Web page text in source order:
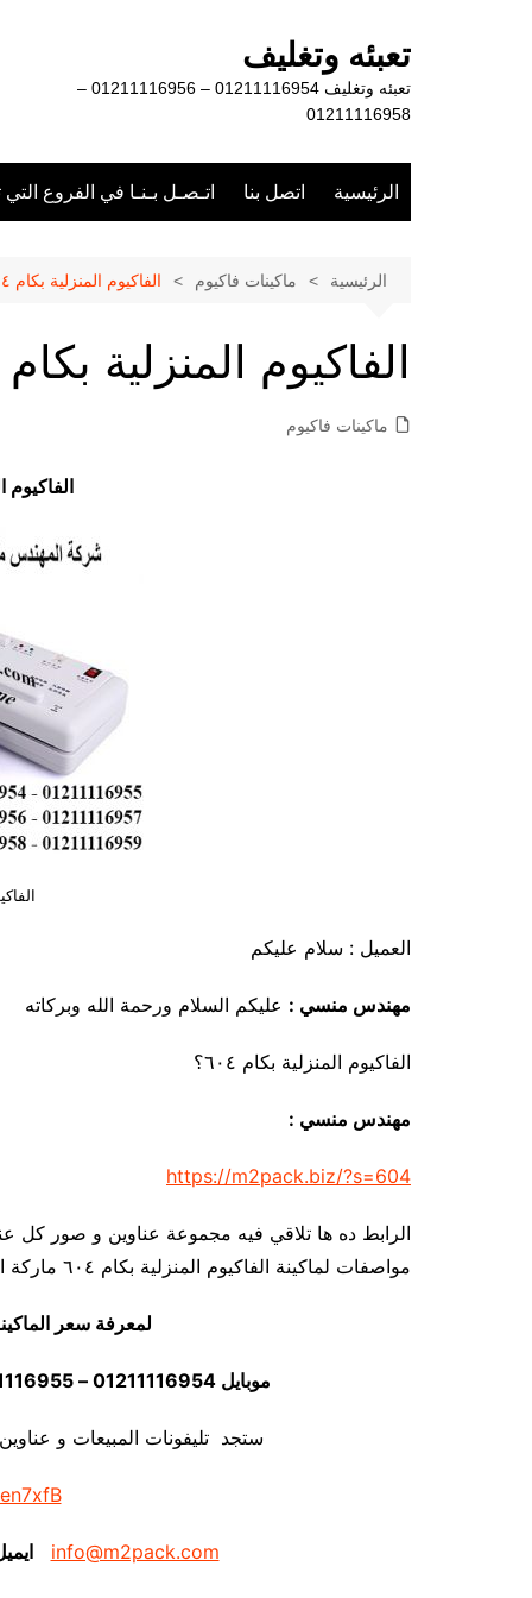
تعبئه وتغليف
تعبئه وتغليف 01211116954 – 01211116956 –
01211116958
الرئيسية اتصل بنا اتـصـل بـنـا في الفروع
الرئيسية ماكينات فاكيوم الفاكيوم المنزلية بكام ٦٠٤؟
الفاكيوم المنزلية بكام ٦٠٤؟
ماكينات فاكيوم
الفاكيوم
العميل : سلام عليكم
مهندس منسي : عليكم السلام ورحمة الله وبركاته
الفاكيوم المنزلية بكام ٦٠٤؟
مهندس منسي :
https://m2pack.biz/?s=604
الرابط ده ها تلاقي فيه مجموعة عناوين و صور كل
مواصفات لماكينة الفاكيوم المنزلية بكام ٦٠٤ ماركة المهندس منسي
لمعرفة سعر
موبايل 01211116954 – 01211116955 – 01211116956 – 01211116958
ستجد تليفونات المبيعات و
info@m2pack.com